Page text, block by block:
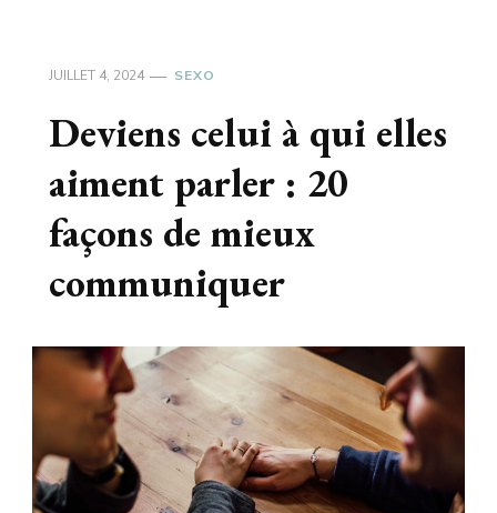
JUILLET 4, 2024 SEXO
Deviens celui à qui elles
aiment parler : 20
façons de mieux
communiquer